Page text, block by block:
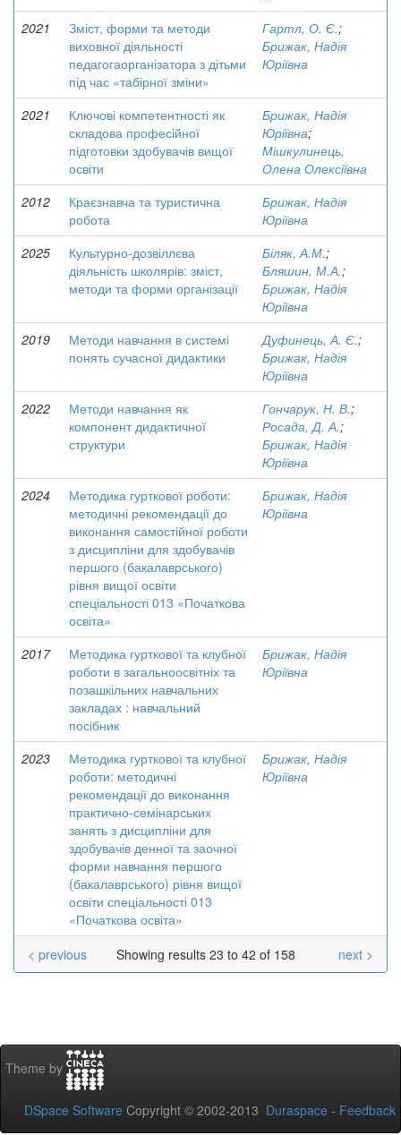
2021
Зміст, форми та методи
виховної діяльності
педагогаорганізатора з дітьми
під час «табірної зміни»
Гартл, О. Є.;
Брижак, Надія
Юріївна
2021
Ключові компетентності як
складова професійної
підготовки здобувачів вищої
освіти
Брижак, Надія
Юріївна;
Мішкулинець,
Олена Олексіївна
2012
Краєзнавча та туристична
робота
Брижак, Надія
Юріївна
2025
Культурно-дозвіллєва
діяльність школярів: зміст,
методи та форми організації
Біляк, А.М.;
Бляшин, М.А.;
Брижак, Надія
Юріївна
2019
Методи навчання в системі
понять сучасної дидактики
Дуфинець, А. Є.;
Брижак, Надія
Юріївна
2022
Методи навчання як
компонент дидактичної
структури
Гончарук, Н. В.;
Росада, Д. А.;
Брижак, Надія
Юріївна
2024
Методика гурткової роботи:
методичні рекомендації до
виконання самостійної роботи
з дисципліни для здобувачів
першого (бакалаврського)
рівня вищої освіти
спеціальності 013 «Початкова
освіта»
Брижак, Надія
Юріївна
2017
Методика гурткової та клубної
роботи в загальноосвітніх та
позашкільних навчальних
закладах : навчальний
посібник
Брижак, Надія
Юріївна
2023
Методика гурткової та клубної
роботи: методичні
рекомендації до виконання
практично-семінарських
занять з дисципліни для
здобувачів денної та заочної
форми навчання першого
(бакалаврського) рівня вищої
освіти спеціальності 013
«Початкова освіта»
Брижак, Надія
Юріївна
Showing results 23 to 42 of 158
< previous next >
Theme by
DSpace Software Copyright © 2002-2013 Duraspace - Feedback